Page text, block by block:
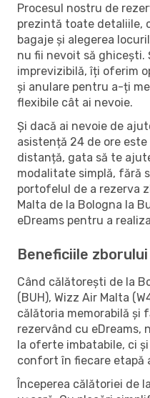
Procesul nostru de
prezintă toate detaliile,
bagaje și alegerea
nu fii nevoit să ghicești.
imprevizibilă, îți oferim
și anulare pentru a-ți
flexibile cât ai nevoie.
Și dacă ai nevoie de
asistență 24 de ore
distanță, gata să te
modalitate simplă, fără
portofelul de a rezerva
Malta de la Bologna la
eDreams pentru a
Beneficiile
Când călătorești de la
(BUH), Wizz Air Malta
călătoria memorabilă și
rezervând cu eDreams,
la oferte imbatabile, ci
confort în fiecare etapă
Începerea călătoriei de